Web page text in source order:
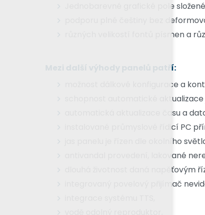
Jednobarevné grafické pole
podporu plné češtiny bez
různých velikostí fontů písmen a
Mezi další výhody panelů patří:
možnost dálkové konfigurace a
schopnost automatické
automatická aktualizace času a
instalované průmyslové řídicí PC
jas panelu je řízen dle okolního
antivandal provedení, lakované
dlouhá životnost daná napěťovým
integrovaný povelový přijímač